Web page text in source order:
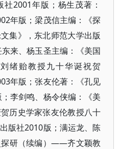
2001年版；杨生茂著：
年版；梁茂信主编：《探
集》，东北师范大学出版
来、杨玉圣主编：《美国
绪贻教授九十华诞祝贺
年版；张友伦著：《孔见
李剑鸣、杨令侠编：《美
历史学家张友伦教授八十
版社2010版；满运龙、陈
探研（续编）——齐文颖教